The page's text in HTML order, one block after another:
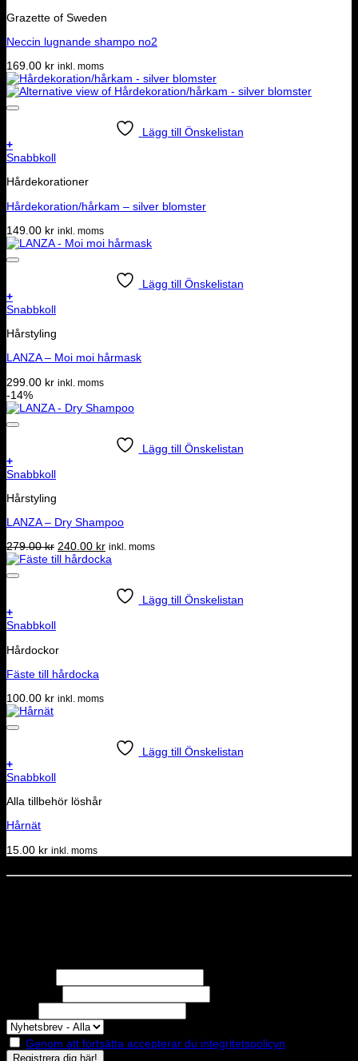
Grazette of Sweden
Neccin lugnande shampo no2
169.00 kr inkl. moms
Lägg till Önskelistan
+
Snabbkoll
Hårdekorationer
Hårdekoration/hårkam – silver blomster
149.00 kr inkl. moms
Lägg till Önskelistan
+
Snabbkoll
Hårstyling
LANZA – Moi moi hårmask
299.00 kr inkl. moms
-14%
Lägg till Önskelistan
+
Snabbkoll
Hårstyling
LANZA – Dry Shampoo
279.00kr Det
ursprungliga
240.00 krDet
nuvarande
240.00 kr.
inkl. moms
Lägg till Önskelistan
+
Snabbkoll
Hårdockor
Fäste till hårdocka
100.00 kr inkl. moms
Lägg till Önskelistan
+
Snabbkoll
Alla tillbehör löshår
Hårnät
15.00 kr inkl. moms
Genom att fortsätta accepterar du integritetspolicyn